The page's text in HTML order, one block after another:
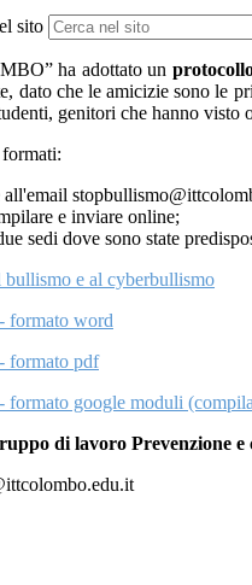
sito
ha adottato un
dato che le amicizie sono le
genitori che hanno
e inviare online;
sedi dove sono state
e al cyberbullismo
formato word
formato pdf
formato google moduli
di lavoro Prevenzione